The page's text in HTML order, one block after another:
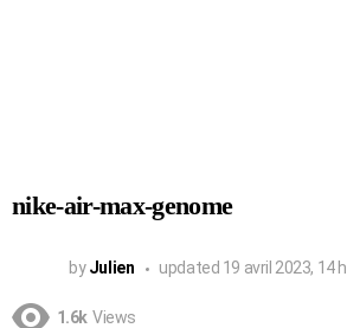
nike-air-max-genome
by Julien updated 19 avril 2023, 14
1.6k Views